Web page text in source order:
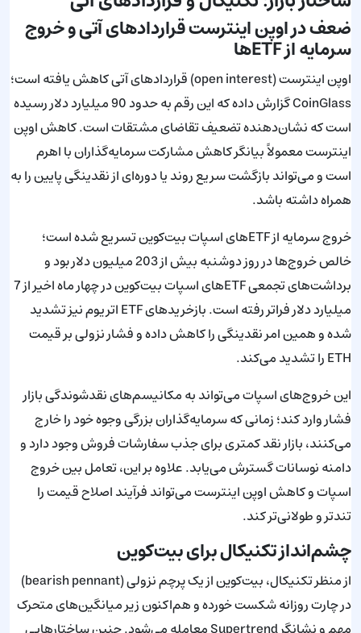
ضعف در اوپن اینترست قراردادهای آتی و خروج
سرمایه از ETFها
اوپن اینترست (open interest) قراردادهای آتی کاهش یافته است؛
CoinGlass گزارش داده که این رقم به حدود 90 میلیارد دلار رسیده
است که نشان‌دهنده تضعیف تقاضای مشتقات است. کاهش اوپن
اینترست معمولاً بیانگر کاهش مشارکت سرمایه‌گذاران با اهرم
است و می‌تواند بازگشت سریع روند یا دوره‌ای از نقدینگی پایین را به
همراه داشته باشد.
خروج سرمایه از ETFهای اسپات بیت‌کوین تسریع شده است؛
خالص خروج‌ها در روز دوشنبه بیش از 203 میلیون دلار بود و
برداشت‌های تجمعی ETFهای اسپات بیت‌کوین در چهار ماه اخیر از 7
میلیارد دلار فراتر رفته است. بازخریدهای ETF اتریوم نیز تشدید
شده و همین امر نقدینگی را کاهش داده و فشار نزولی بر قیمت
ETH را تشدید می‌کند.
این خروج‌های اسپات می‌تواند به مکانیسم‌های نقدشوندگی بازار
فشار وارد کند؛ زمانی که سرمایه‌گذاران بزرگی وجوه خود را خارج
می‌کنند، بازار نقد کمتری برای جذب سفارشات فروش وجود دارد و
دامنه نوسانات گسترش می‌یابد. علاوه بر این، تعامل بین خروج
اسپات و کاهش اوپن اینترست می‌تواند فرآیند اصلاح قیمت را
تندتر و طولانی‌تر کند.
چشم‌انداز تکنیکال برای بیت‌کوین
از منظر تکنیکال، بیت‌کوین از یک پرچم نزولی (bearish pennant)
در چارت روزانه شکست خورده و هم‌اکنون زیر میانگین‌های متحرک